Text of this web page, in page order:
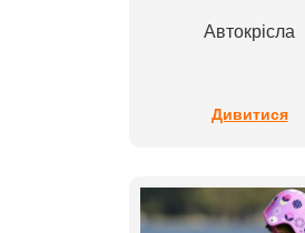
Автокрісла
Дивитися